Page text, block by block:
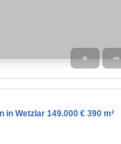
★ ➦
Wetzlar 149.000 € 390 m²